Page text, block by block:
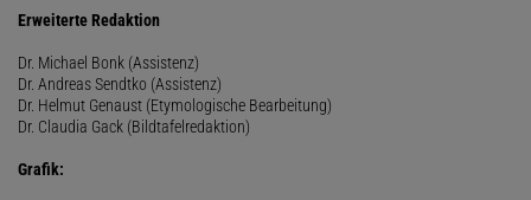
Erweiterte Redaktion
Dr. Michael Bonk (Assistenz)
Dr. Andreas Sendtko (Assistenz)
Dr. Helmut Genaust (Etymologische Bearbeitung)
Dr. Claudia Gack (Bildtafelredaktion)
Grafik: